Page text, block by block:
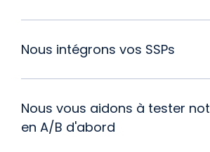
Nous intégrons vos SSPs
Nous vous aidons à tester
en A/B d'abord